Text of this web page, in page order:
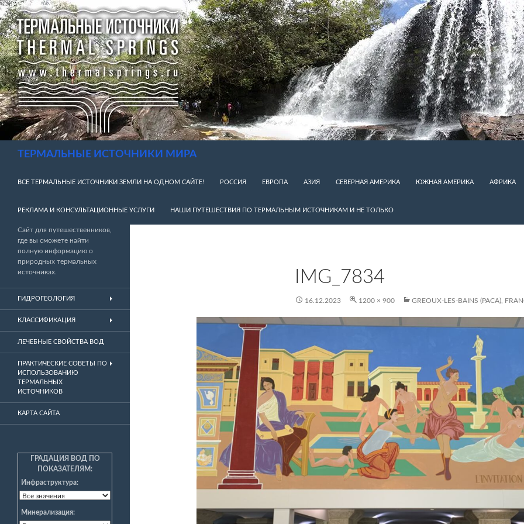
Перейти
к
содержимому
ТЕРМАЛЬНЫЕ ИСТОЧНИКИ МИРА
ВСЕ ТЕРМАЛЬНЫЕ ИСТОЧНИКИ ЗЕМЛИ НА ОДНОМ САЙТЕ! РОССИЯ ЕВРОПА АЗИЯ СЕВЕРНАЯ АМЕРИКА ЮЖНАЯ АМЕРИКА АФРИКА
РЕКЛАМА И КОНСУЛЬТАЦИОННЫЕ УСЛУГИ НАШИ ПУТЕШЕСТВИЯ ПО ТЕРМАЛЬНЫМ ИСТОЧНИКАМ И НЕ ТОЛЬКО
IMG_7834
16.12.2023 1200 × 900 GREOUX-LES-BAINS (PACA),
Сайт для путешественников,
где вы сможете найти
полную информацию о
природных термальных
источниках.
ГИДРОГЕОЛОГИЯ
КЛАССИФИКАЦИЯ
ЛЕЧЕБНЫЕ СВОЙСТВА ВОД
ПРАКТИЧЕСКИЕ СОВЕТЫ ПО
ИСПОЛЬЗОВАНИЮ
ТЕРМАЛЬНЫХ
ИСТОЧНИКОВ
КАРТА САЙТА
ГРАДАЦИЯ ВОД ПО
ПОКАЗАТЕЛЯМ:
Инфраструктура:
Минерализация: